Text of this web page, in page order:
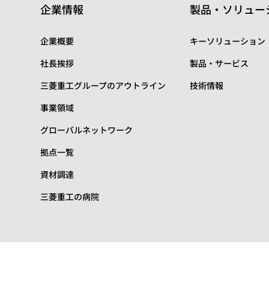
企業情報
企業概要
社長挨拶
三菱重工グループのアウトライン
事業領域
グローバルネットワーク
拠点一覧
資材調達
三菱重工の病院
製品・ソリュー
キーソリューション
製品・サービス
技術情報